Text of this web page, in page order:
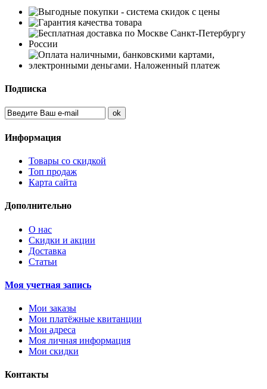
Подписка
Информация
Товары со скидкой
Топ продаж
Карта сайта
Дополнительно
О нас
Скидки и акции
Доставка
Статьи
Моя учетная запись
Мои заказы
Мои платёжные квитанции
Мои адреса
Моя личная информация
Мои скидки
Контакты